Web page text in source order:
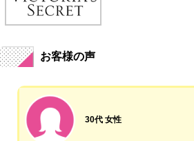
お客様の声
30代 女性